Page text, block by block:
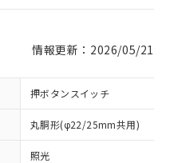
情報更新：2026/05/21
押ボタンスイッチ
丸胴形(φ22/25mm共用)
照光